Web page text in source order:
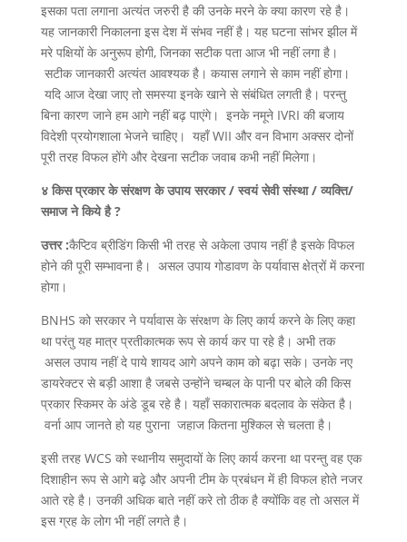
इसका पता लगाना अत्यंत जरुरी है की उनके मरने के क्या कारण रहे है।
यह जानकारी निकालना इस देश में संभव नहीं है। यह घटना सांभर झील में
मरे पक्षियों के अनुरूप होगी, जिनका सटीक पता आज भी नहीं लगा है।
सटीक जानकारी अत्यंत आवश्यक है। कयास लगाने से काम नहीं होगा।
यदि आज देखा जाए तो समस्या इनके खाने से संबंधित लगती है। परन्तु
बिना कारण जाने हम आगे नहीं बढ़ पाएंगे। इनके नमूने IVRI की बजाय
विदेशी प्रयोगशाला भेजने चाहिए। यहाँ WII और वन विभाग अक्सर दोनों
पूरी तरह विफल होंगे और देखना सटीक जवाब कभी नहीं मिलेगा।
४ किस प्रकार के संरक्षण के उपाय सरकार / स्वयं सेवी संस्था / व्यक्ति/
समाज ने किये है ?
उत्तर :कैप्टिव ब्रीडिंग किसी भी तरह से अकेला उपाय नहीं है इसके विफल
होने की पूरी सम्भावना है। असल उपाय गोडावण के पर्यावास क्षेत्रों में करना
होगा।
BNHS को सरकार ने पर्यावास के संरक्षण के लिए कार्य करने के लिए कहा
था परंतु यह मात्र प्रतीकात्मक रूप से कार्य कर पा रहे है। अभी तक
असल उपाय नहीं दे पाये शायद आगे अपने काम को बढ़ा सके। उनके नए
डायरेक्टर से बड़ी आशा है जबसे उन्होंने चम्बल के पानी पर बोले की किस
प्रकार स्किमर के अंडे डूब रहे है। यहाँ सकारात्मक बदलाव के संकेत है।
वर्ना आप जानते हो यह पुराना जहाज कितना मुश्किल से चलता है।
इसी तरह WCS को स्थानीय समुदायों के लिए कार्य करना था परन्तु वह एक
दिशाहीन रूप से आगे बढ़े और अपनी टीम के प्रबंधन में ही विफल होते नजर
आते रहे है। उनकी अधिक बाते नहीं करे तो ठीक है क्योंकि वह तो असल में
इस ग्रह के लोग भी नहीं लगते है।